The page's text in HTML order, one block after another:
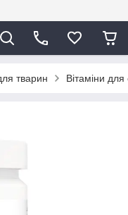
тварин Вітаміни для